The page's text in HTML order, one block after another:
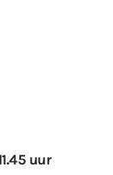
uur